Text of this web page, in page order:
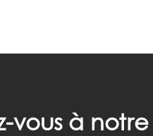
vous à notre